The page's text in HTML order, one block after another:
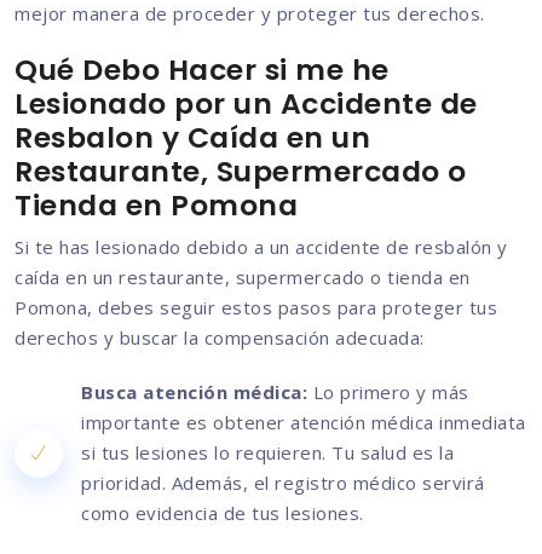
mejor manera de proceder y proteger tus derechos.
Qué Debo Hacer si me he
Lesionado por un Accidente de
Resbalon y Caída en un
Restaurante, Supermercado o
Tienda en Pomona
Si te has lesionado debido a un accidente de resbalón y
caída en un restaurante, supermercado o tienda en
Pomona, debes seguir estos pasos para proteger tus
derechos y buscar la compensación adecuada:
Busca atención médica: Lo primero y más
importante es obtener atención médica inmediata
si tus lesiones lo requieren. Tu salud es la
prioridad. Además, el registro médico servirá
como evidencia de tus lesiones.